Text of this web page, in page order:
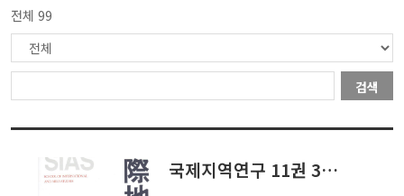
전체 99
검색
국제지역연구 11권 3호 2002 가을